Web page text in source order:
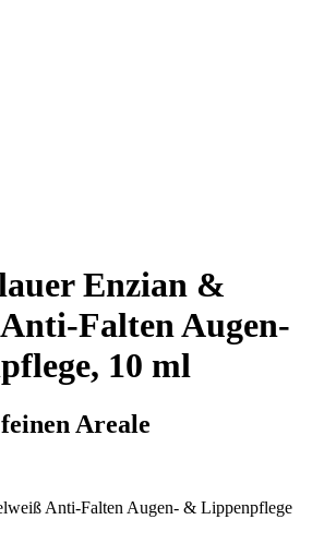
Enzian &
Falten Augen-
10 ml
Areale
Anti-Falten Augen- & Lippenpflege